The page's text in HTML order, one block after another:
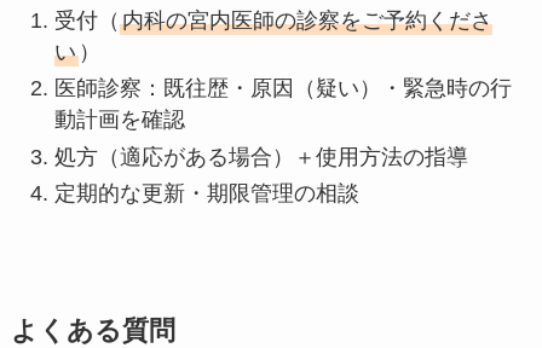
受付（ 内科の宮内医師の診察をご予約くださ
い）
医師診察：既往歴・原因（疑い）・緊急時の行
動計画を確認
処方（適応がある場合）＋使用方法の指導
定期的な更新・期限管理の相談
よくある質問